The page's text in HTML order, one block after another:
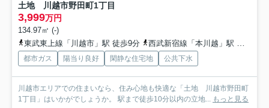
土地 川越市野田町1丁目
3,999万円
134.97㎡ (-)
東武東上線「川越市」駅 徒歩9分
西武新宿線「本川越」駅 徒歩15分
都市ガス 陽当り良好 閑静な住宅地 公共下水
川越市エリアでの住まいなら、住み心地も快適な「土地 川越市野田町
1丁目」はいかがでしょうか。 駅まで徒歩10分以内の立地... もっと見る